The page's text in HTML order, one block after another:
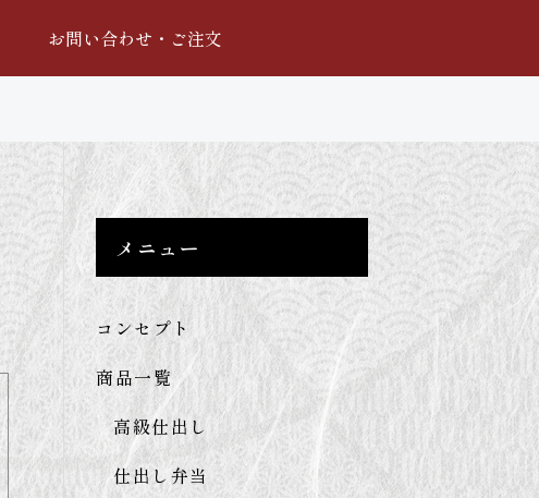
お問い合わせ・ご注文
メニュー
コンセプト
商品一覧
高級仕出し
仕出し弁当